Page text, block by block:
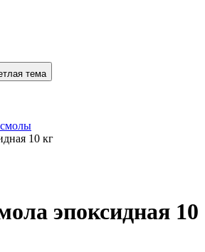
тема
10 кг
эпоксидная 10